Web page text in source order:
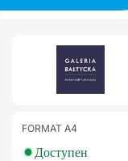
FORMAT A4
Доступен